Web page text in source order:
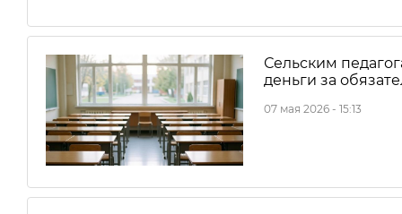
Сельским
деньги за
07 мая 2026 - 15:13